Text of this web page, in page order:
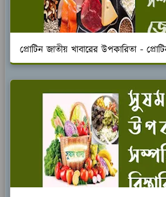
প্রোটিন জাতীয় খাবারের উপকারিতা -